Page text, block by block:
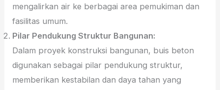
mengalirkan air ke berbagai area pemukiman dan
fasilitas umum.
Pilar Pendukung Struktur Bangunan:
Dalam proyek konstruksi bangunan, buis beton
digunakan sebagai pilar pendukung struktur,
memberikan kestabilan dan daya tahan yang